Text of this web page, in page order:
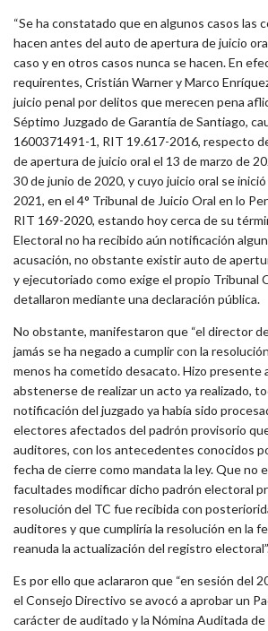
“Se ha constatado que en algunos casos las
hacen antes del auto de apertura de juicio
caso y en otros casos nunca se hacen. En
requirentes, Cristián Warner y Marco
juicio penal por delitos que merecen pena
Séptimo Juzgado de Garantía de Santiago,
1600371491-1, RIT 19.617-2016, respecto
de apertura de juicio oral el 13 de marzo de
30 de junio de 2020, y cuyo juicio oral se
2021, en el 4° Tribunal de Juicio Oral en lo
RIT 169-2020, estando hoy cerca de su
Electoral no ha recibido aún notificación
acusación, no obstante existir auto de
y ejecutoriado como exige el propio Tribunal
detallaron mediante una declaración pública.
No obstante, manifestaron que “el director
jamás se ha negado a cumplir con la
menos ha cometido desacato. Hizo presente
abstenerse de realizar un acto ya realizado,
notificación del juzgado ya había sido
electores afectados del padrón provisorio
auditores, con los antecedentes conocidos
fecha de cierre como mandata la ley. Que no
facultades modificar dicho padrón electoral
resolución del TC fue recibida con
auditores y que cumpliría la resolución en la
reanuda la actualización del registro
Es por ello que aclararon que “en sesión del
el Consejo Directivo se avocó a aprobar un
carácter de auditado y la Nómina Auditada